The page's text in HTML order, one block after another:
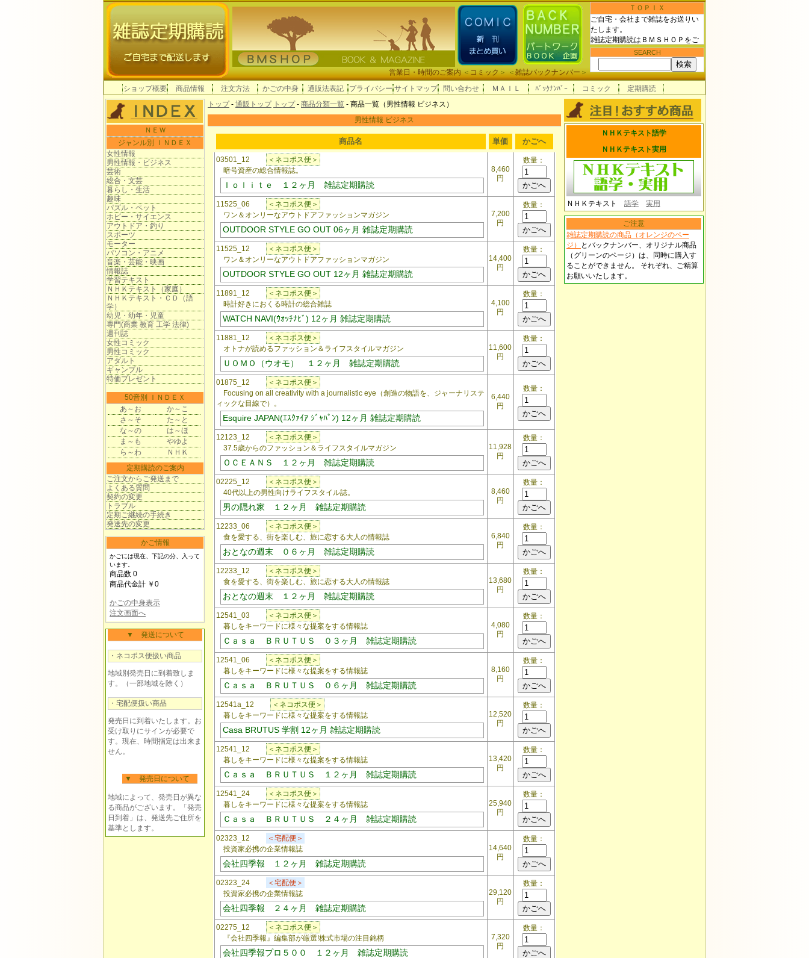
ＴＯＰＩＸ
ご自宅・会社まで雑誌をお送りい
たします。
雑誌定期購読はＢＭＳＨＯＰをご
利用下さい！SEARCH
営業日・時間のご案内＜コミック＞ ＜雑誌バックナンバー＞
ショップ概要
商品情報 注文方法 かごの中身 通販法表記 プライバシー サイトマップ 問い合わせ ＭＡＩＬ ﾊﾞｯｸﾅﾝﾊﾞｰ コミック 定期購読
ＮＥＷ
ジャンル別 ＩＮＤＥＸ
女性情報
男性情報・ビジネス
芸術
総合・文芸
暮らし・生活
趣味
パズル・ペット
ホビー・サイエンス
アウトドア・釣り
スポーツ
モーター
パソコン・アニメ
音楽・芸能・映画
情報誌
学習テキスト
ＮＨＫテキスト（家庭）
ＮＨＫテキスト・ＣＤ（語
学）
幼児・幼年・児童
専門(商業 教育 工学 法律)
週刊誌
女性コミック
男性コミック
アダルト
ギャンブル
特価プレゼント
50音別 ＩＮＤＥＸ
あ～お
か～こ
さ～そ
た～と
な～の
は～ほ
ま～も
やゆよ
ら～わ
ＮＨＫ
定期購読のご案内
ご注文からご発送まで
よくある質問
契約の変更
トラブル
定期ご継続の手続き
発送先の変更
かご情報
かごには現在、下記の分、入って
います。
商品数 0
商品代金計 ￥0
かごの中身表示
注文画面へ
▼ 発送について
・ネコポス便扱い商品
地域別発売日に到着致しま
す。（一部地域を除く）
・宅配便扱い商品
発売日に到着いたします。お
受け取りにサインが必要で
す。現在、時間指定は出来ま
せん。
▼ 発売日について
地域によって、発売日が異な
る商品がございます。「発売
日到着」は、発送先ご住所を
基準とします。
トップ- 通販トップ トップ- 商品分類一覧 - 商品一覧（男性情報 ビジネス）
男性情報 ビジネス
商品名 単価 かごへ
03501_12
＜ネコポス便＞
暗号資産の総合情報誌。
Ｉｏｌｉｔｅ １２ヶ月 雑誌定期購読
8,460
円
数量：
11525_06
＜ネコポス便＞
ワン＆オンリーなアウトドアファッションマガジン
OUTDOOR STYLE GO OUT 06ヶ月 雑誌定期購読
7,200
円
数量：
11525_12
＜ネコポス便＞
ワン＆オンリーなアウトドアファッションマガジン
OUTDOOR STYLE GO OUT 12ヶ月 雑誌定期購読
14,400
円
数量：
11891_12
＜ネコポス便＞
時計好きにおくる時計の総合雑誌
WATCH NAVI(ｳｫｯﾁﾅﾋﾞ) 12ヶ月 雑誌定期購読
4,100
円
数量：
11881_12
＜ネコポス便＞
オトナが読めるファッション＆ライフスタイルマガジン
ＵＯＭＯ（ウオモ） １２ヶ月 雑誌定期購読
11,600
円
数量：
01875_12
＜ネコポス便＞
Focusing on all creativity with a journalistic eye（創造の物語を、ジャーナリステ
ィックな目線で）。
Esquire JAPAN(ｴｽｸｧｲｱ ｼﾞｬﾊﾟﾝ) 12ヶ月 雑誌定期購読
6,440
円
数量：
12123_12
＜ネコポス便＞
37.5歳からのファッション＆ライフスタイルマガジン
ＯＣＥＡＮＳ １２ヶ月 雑誌定期購読
11,928
円
数量：
02225_12
＜ネコポス便＞
40代以上の男性向けライフスタイル誌。
男の隠れ家 １２ヶ月 雑誌定期購読
8,460
円
数量：
12233_06
＜ネコポス便＞
食を愛する、街を楽しむ、旅に恋する大人の情報誌
おとなの週末 ０６ヶ月 雑誌定期購読
6,840
円
数量：
12233_12
＜ネコポス便＞
食を愛する、街を楽しむ、旅に恋する大人の情報誌
おとなの週末 １２ヶ月 雑誌定期購読
13,680
円
数量：
12541_03
＜ネコポス便＞
暮しをキーワードに様々な提案をする情報誌
Ｃａｓａ ＢＲＵＴＵＳ ０３ヶ月 雑誌定期購読
4,080
円
数量：
12541_06
＜ネコポス便＞
暮しをキーワードに様々な提案をする情報誌
Ｃａｓａ ＢＲＵＴＵＳ ０６ヶ月 雑誌定期購読
8,160
円
数量：
12541a_12
＜ネコポス便＞
暮しをキーワードに様々な提案をする情報誌
Casa BRUTUS 学割 12ヶ月 雑誌定期購読
12,520
円
数量：
12541_12
＜ネコポス便＞
暮しをキーワードに様々な提案をする情報誌
Ｃａｓａ ＢＲＵＴＵＳ １２ヶ月 雑誌定期購読
13,420
円
数量：
12541_24
＜ネコポス便＞
暮しをキーワードに様々な提案をする情報誌
Ｃａｓａ ＢＲＵＴＵＳ ２４ヶ月 雑誌定期購読
25,940
円
数量：
02323_12
＜宅配便＞
投資家必携の企業情報誌
会社四季報 １２ヶ月 雑誌定期購読
14,640
円
数量：
02323_24
＜宅配便＞
投資家必携の企業情報誌
会社四季報 ２４ヶ月 雑誌定期購読
29,120
円
数量：
02275_12
＜ネコポス便＞
『会社四季報』編集部が厳選!株式市場の注目銘柄
会社四季報プロ５００ １２ヶ月 雑誌定期購読
7,320
円
数量：
ＮＨＫテキスト語学
ＮＨＫテキスト実用
ＮＨＫテキスト 語学 実用
ご注意
雑誌定期購読の商品（オレンジのペー
ジ）
とバックナンバー、オリジナル商品
（グリーンのページ）は、同時に購入す
ることができません。 それぞれ、ご精算
お願いいたします。